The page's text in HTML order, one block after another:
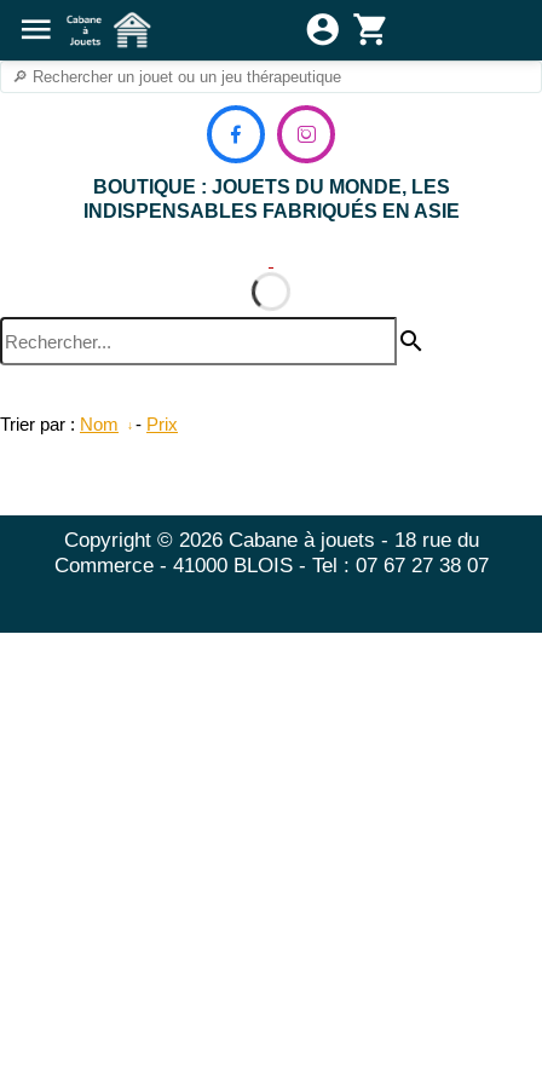
 
BOUTIQUE : JOUETS DU MONDE, LES
INDISPENSABLES FABRIQUÉS EN ASIE
search
Trier par : Nom - Prix
Copyright © 2026 Cabane à jouets - 18 rue du
Commerce - 41000 BLOIS - Tel : 07 67 27 38 07
menu account_circle shopping_cart